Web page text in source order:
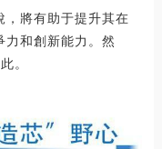
，將有助于提升其在
力和創新能力。然
。